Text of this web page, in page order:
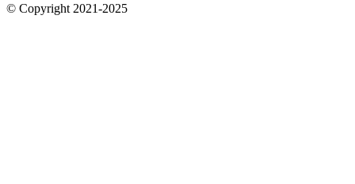
© Copyright 2021-2025